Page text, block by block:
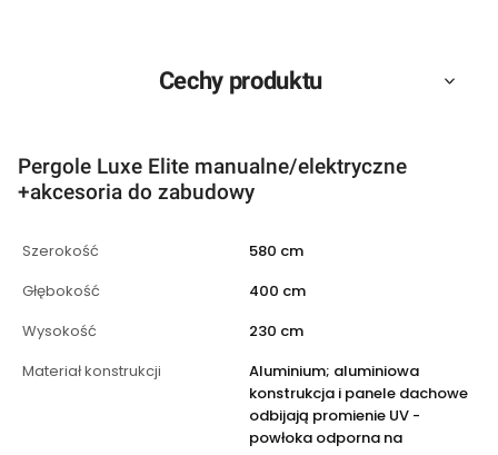
Cechy produktu
Pergole Luxe Elite manualne/elektryczne
+akcesoria do zabudowy
Szerokość
580 cm
Głębokość
400 cm
Wysokość
230 cm
Materiał konstrukcji
Aluminium; aluminiowa
konstrukcja i panele dachowe
odbijają promienie UV -
powłoka odporna na